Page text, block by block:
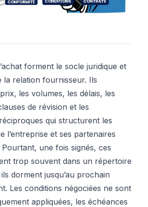
forment le socle juridique et
la relation fournisseur. Ils
les volumes, les délais, les
de révision et les
qui structurent les
l’entreprise et ses partenaires
une fois signés, ces
trop souvent dans un répertoire
dorment jusqu’au prochain
Les conditions négociées ne sont
appliquées, les échéances